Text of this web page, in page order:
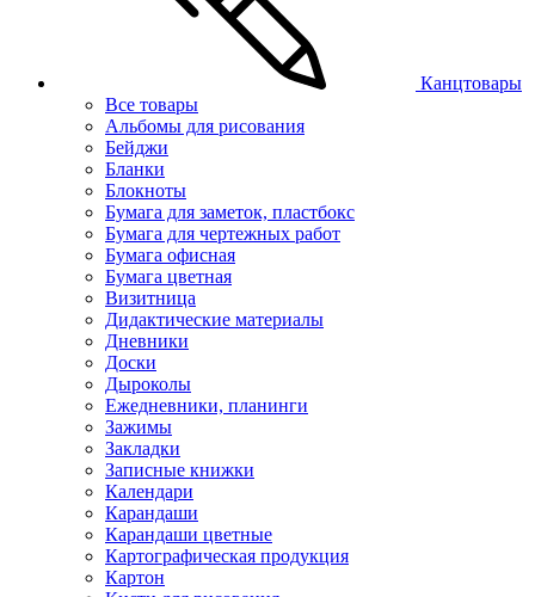
Канцтовары
Все товары
Альбомы для рисования
Бейджи
Бланки
Блокноты
Бумага для заметок, пластбокс
Бумага для чертежных работ
Бумага офисная
Бумага цветная
Визитница
Дидактические материалы
Дневники
Доски
Дыроколы
Ежедневники, планинги
Зажимы
Закладки
Записные книжки
Календари
Карандаши
Карандаши цветные
Картографическая продукция
Картон